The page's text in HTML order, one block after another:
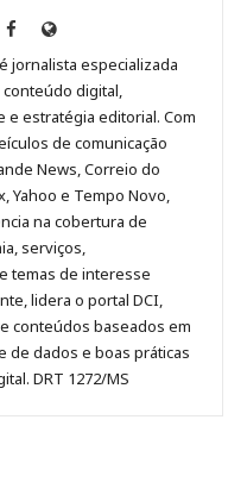
Anny
Malagolini
no
Facebook
Site
de
Anny
Malagolini
jornalista especializada
digital,
e estratégia editorial. Com
de comunicação
News, Correio do
Yahoo e Tempo Novo,
na cobertura de
serviços,
temas de interesse
lidera o portal DCI,
conteúdos baseados em
de dados e boas práticas
DRT 1272/MS